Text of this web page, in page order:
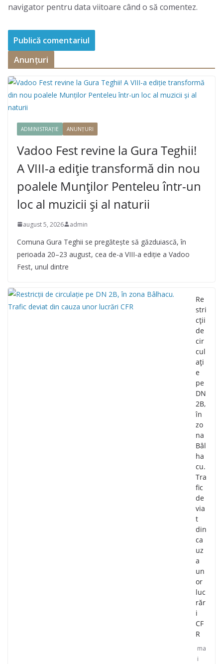
navigator pentru data viitoare când o să comentez.
Anunțuri
ADMINISTRAȚIE ANUNȚURI
Vadoo Fest revine la Gura Teghii!
A VIII-a ediție transformă din nou
poalele Munților Penteleu într-un
loc al muzicii și al naturii
august 5, 2026 admin
Comuna Gura Teghii se pregătește să găzduiască, în
perioada 20–23 august, cea de-a VIII-a ediție a Vadoo
Fest, unul dintre
Re
stri
cții
de
cir
cul
ați
e
pe
DN
2B,
în
zo
na
Bâl
ha
cu.
Tra
fic
de
via
t
din
ca
uz
a
un
or
luc
răr
i
CF
R
ma
i